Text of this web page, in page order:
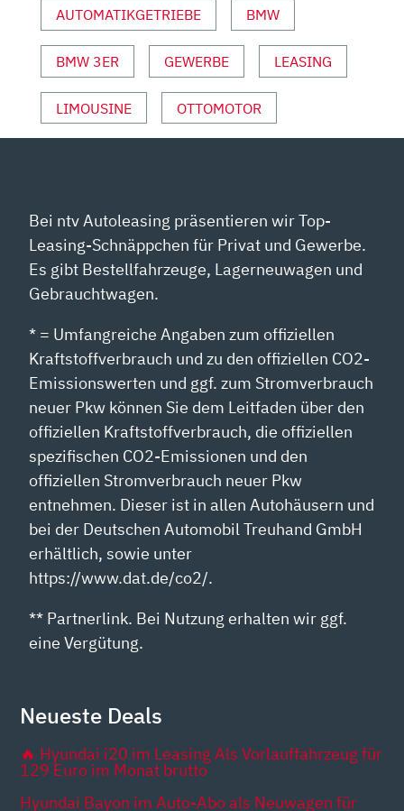
UND
VON
YOUTUBE
ANZEIGEN
AUTOMATIKGETRIEBE BMW
BMW 3ER GEWERBE LEASING
LIMOUSINE OTTOMOTOR
Bei ntv Autoleasing präsentieren wir Top-
Leasing-Schnäppchen für Privat und Gewerbe.
Es gibt Bestellfahrzeuge, Lagerneuwagen und
Gebrauchtwagen.
* = Umfangreiche Angaben zum offiziellen
Kraftstoffverbrauch und zu den offiziellen CO2-
Emissionswerten und ggf. zum Stromverbrauch
neuer Pkw können Sie dem Leitfaden über den
offiziellen Kraftstoffverbrauch, die offiziellen
spezifischen CO2-Emissionen und den
offiziellen Stromverbrauch neuer Pkw
entnehmen. Dieser ist in allen Autohäusern und
bei der Deutschen Automobil Treuhand GmbH
erhältlich, sowie unter
https://www.dat.de/co2/.
** Partnerlink. Bei Nutzung erhalten wir ggf.
eine Vergütung.
Neueste Deals
🔥 Hyundai i20 im Leasing Als Vorlauffahrzeug für
129 Euro im Monat brutto
Hyundai Bayon im Auto-Abo als Neuwagen für